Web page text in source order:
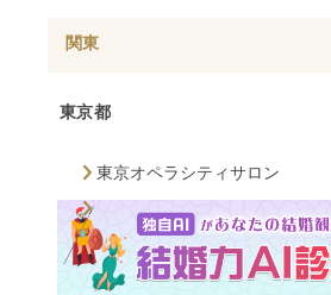
関東
東京都
東京オペラシティサロン
新宿サロン
埼玉県